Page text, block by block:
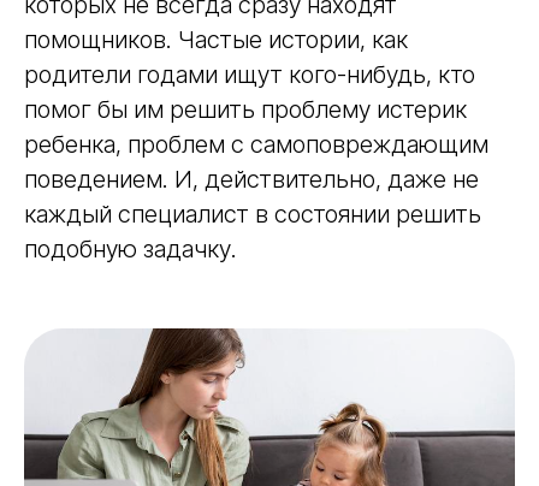
помощников. Частые истории, как
родители годами ищут кого-нибудь, кто
помог бы им решить проблему истерик
ребенка, проблем с самоповреждающим
поведением. И, действительно, даже не
каждый специалист в состоянии решить
подобную задачку.